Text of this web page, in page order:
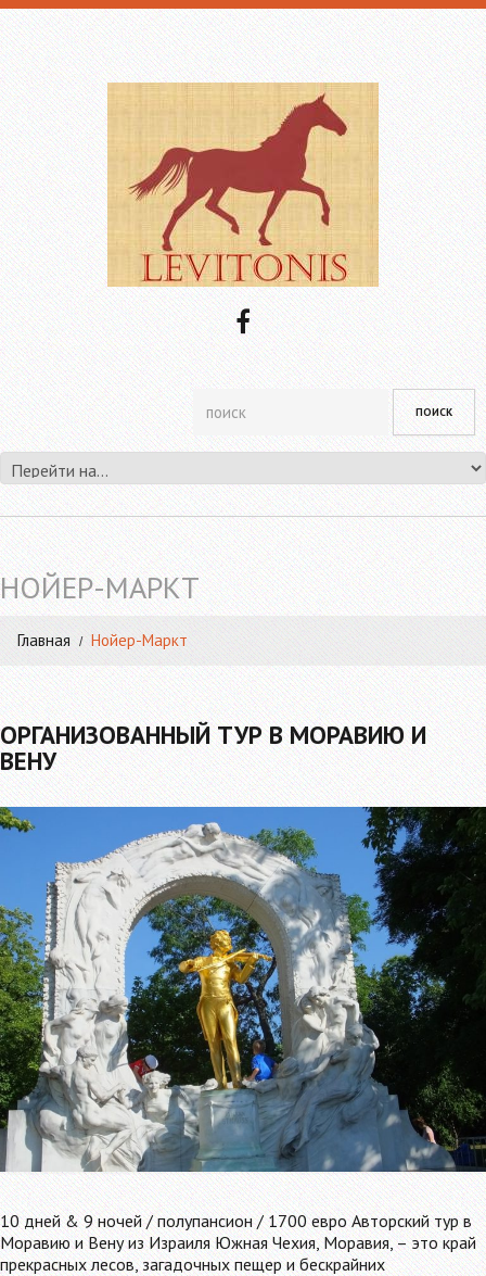
НОЙЕР-МАРКТ
Главная Нойер-Маркт
ОРГАНИЗОВАННЫЙ ТУР В МОРАВИЮ И
ВЕНУ
10 дней & 9 ночей / полупансион / 1700 евро Авторский тур в
Моравию и Вену из Израиля Южная Чехия, Моравия, – это край
прекрасных лесов, загадочных пещер и бескрайних